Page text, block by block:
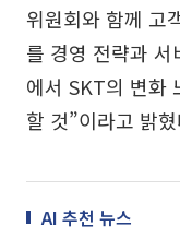
위원회와 함께 고
를 경영 전략과
에서 SKT의 변화
할 것”이라고 밝
AI 추천 뉴스